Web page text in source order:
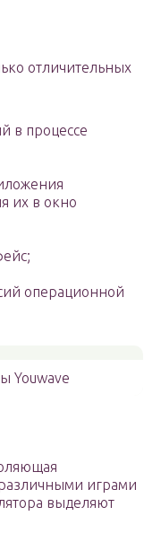
отличительных
в процессе
их в окно
операционной
Youwave
играми
выделяют